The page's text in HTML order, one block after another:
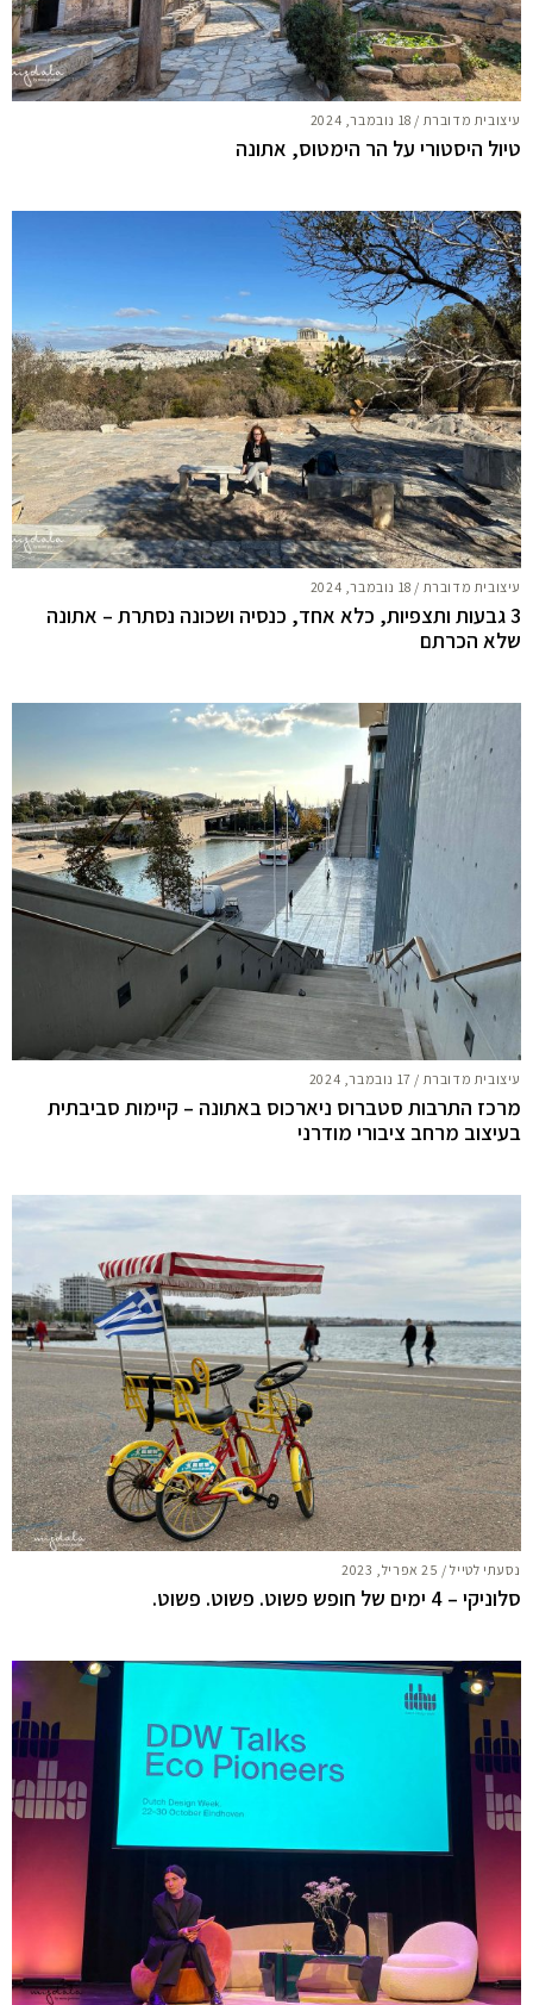
עיצובית מדוברת / 18 נובמבר, 2024
טיול היסטורי על הר הימטוס, אתונה
עיצובית מדוברת / 18 נובמבר, 2024
3 גבעות ותצפיות, כלא אחד, כנסיה ושכונה נסתרת – אתונה
שלא הכרתם
עיצובית מדוברת / 17 נובמבר, 2024
מרכז התרבות סטברוס ניארכוס באתונה – קיימות סביבתית
בעיצוב מרחב ציבורי מודרני
נסעתי לטייל/ 25 אפריל, 2023
סלוניקי – 4 ימים של חופש פשוט. פשוט. פשוט.